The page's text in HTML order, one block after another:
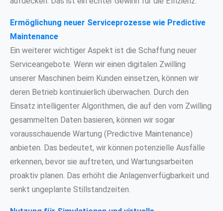
Ermöglichung neuer Serviceprozesse wie Predictive
Maintenance
Ein weiterer wichtiger Aspekt ist die Schaffung neuer
Serviceangebote. Wenn wir einen digitalen Zwilling
unserer Maschinen beim Kunden einsetzen, können wir
deren Betrieb kontinuierlich überwachen. Durch den
Einsatz intelligenter Algorithmen, die auf den vom Zwilling
gesammelten Daten basieren, können wir sogar
vorausschauende Wartung (Predictive Maintenance)
anbieten. Das bedeutet, wir können potenzielle Ausfälle
erkennen, bevor sie auftreten, und Wartungsarbeiten
proaktiv planen. Das erhöht die Anlagenverfügbarkeit und
senkt ungeplante Stillstandzeiten.